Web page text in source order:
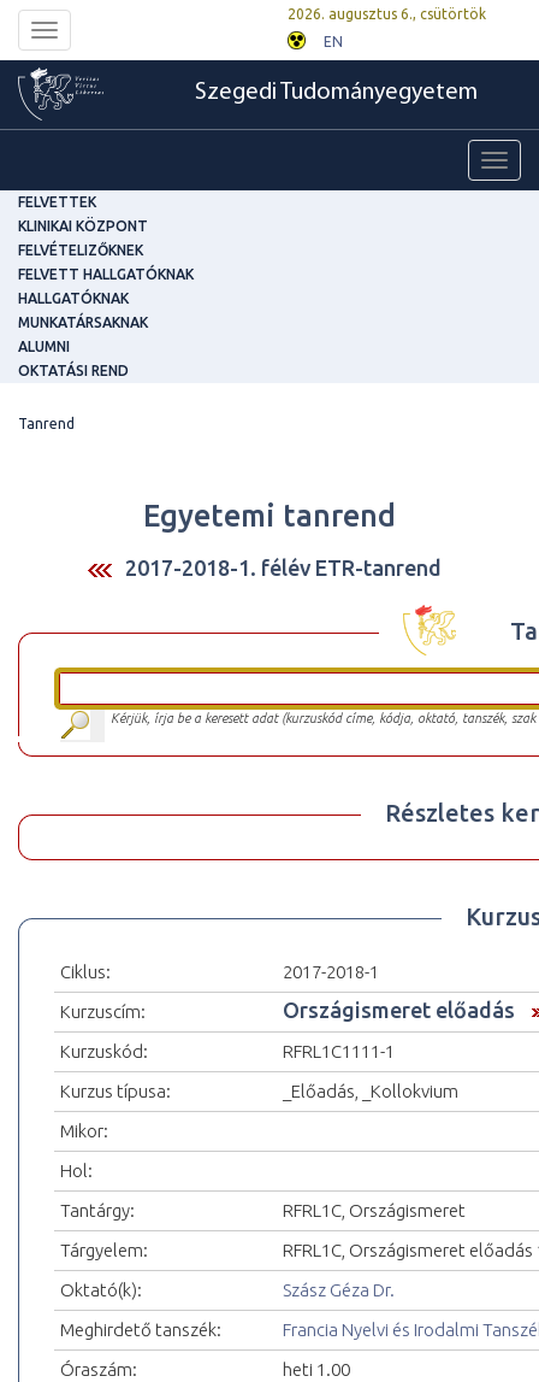
Toggle
navigation
2026. augusztus 6., csütörtök
EN
Szegedi Tudományegyetem
FELVETTEK
KLINIKAI KÖZPONT
FELVÉTELIZŐKNEK
FELVETT HALLGATÓKNAK
HALLGATÓKNAK
MUNKATÁRSAKNAK
ALUMNI
OKTATÁSI REND
Tanrend
Egyetemi tanrend
2017-2018-1. félév ETR-tanrend
Kérjük, írja be a keresett adat (kurzuskód címe, kódja, oktató, tanszék,
Részletes
Ciklus:
2017-2018-1
Kurzuscím:
Országismeret előadás
Kurzuskód:
RFRL1C1111-1
Kurzus típusa:
_Előadás, _Kollokvium
Mikor:
Hol:
Tantárgy:
RFRL1C, Országismeret
Tárgyelem:
RFRL1C, Országismeret előadás
Oktató(k):
Szász Géza Dr.
Meghirdető tanszék:
Francia Nyelvi és Irodalmi
Óraszám:
heti 1.00